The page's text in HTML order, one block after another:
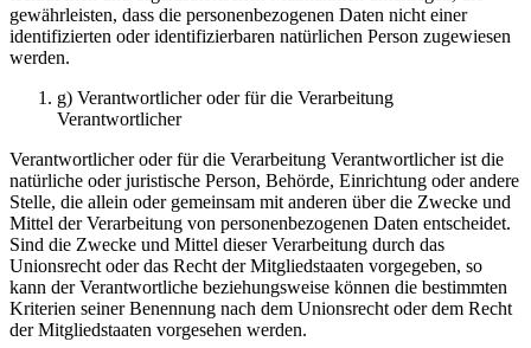
gewährleisten, dass die personenbezogenen Daten nicht einer
identifizierten oder identifizierbaren natürlichen Person zugewiesen
werden.
g) Verantwortlicher oder für die Verarbeitung
Verantwortlicher
Verantwortlicher oder für die Verarbeitung Verantwortlicher ist die
natürliche oder juristische Person, Behörde, Einrichtung oder andere
Stelle, die allein oder gemeinsam mit anderen über die Zwecke und
Mittel der Verarbeitung von personenbezogenen Daten entscheidet.
Sind die Zwecke und Mittel dieser Verarbeitung durch das
Unionsrecht oder das Recht der Mitgliedstaaten vorgegeben, so
kann der Verantwortliche beziehungsweise können die bestimmten
Kriterien seiner Benennung nach dem Unionsrecht oder dem Recht
der Mitgliedstaaten vorgesehen werden.